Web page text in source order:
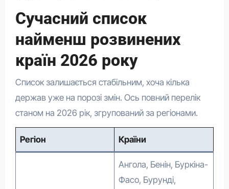
Сучасний список
найменш розвинених
країн 2026 року
Список залишається стабільним, хоча кілька
держав уже на порозі змін. Ось повний перелік
станом на 2026 рік, згрупований за регіонами.
Регіон Країни
Ангола, Бенін, Буркіна-
Фасо, Бурунді,